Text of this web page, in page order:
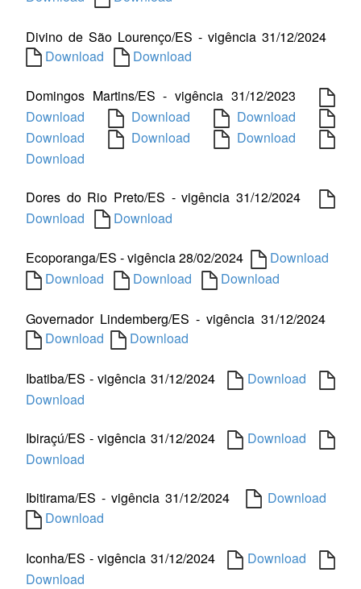
Divino de São Lourenço/ES - vigência 31/12/2024
Download
Download
Domingos Martins/ES - vigência 31/12/2023
Download
Download
Download
Download
Download
Download
Download
Dores do Rio Preto/ES - vigência 31/12/2024
Download
Download
Ecoporanga/ES - vigência 28/02/2024
Download
Download
Download Download
Governador Lindemberg/ES - vigência 31/12/2024
Download
Download
Ibatiba/ES - vigência 31/12/2024
Download
Download
Ibiraçú/ES - vigência 31/12/2024
Download
Download
Ibitirama/ES - vigência 31/12/2024
Download
Download
Iconha/ES - vigência 31/12/2024
Download
Download